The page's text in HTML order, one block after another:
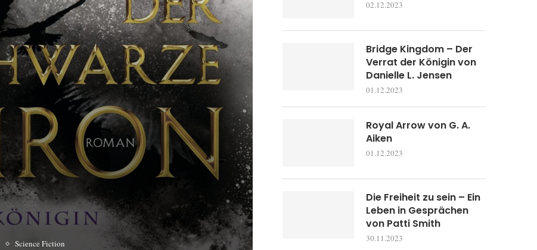
Science Fiction
02.12.2023
Bridge Kingdom – Der
Verrat der Königin von
Danielle L. Jensen
01.12.2023
Royal Arrow von G. A.
Aiken
01.12.2023
Die Freiheit zu sein – Ein
Leben in Gesprächen
von Patti Smith
30.11.2023